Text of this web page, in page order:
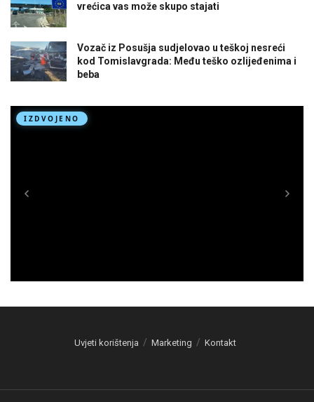
vrećica vas može skupo stajati
Vozač iz Posušja sudjelovao u teškoj nesreći
kod Tomislavgrada: Među teško ozlijeđenima i
beba
Uvjeti korištenja Marketing Kontakt